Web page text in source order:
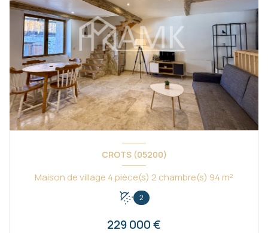
CROTS (05200)
Maison de village 4 pièce(s) 2 chambre(s) 94 m²
2
229 000 €